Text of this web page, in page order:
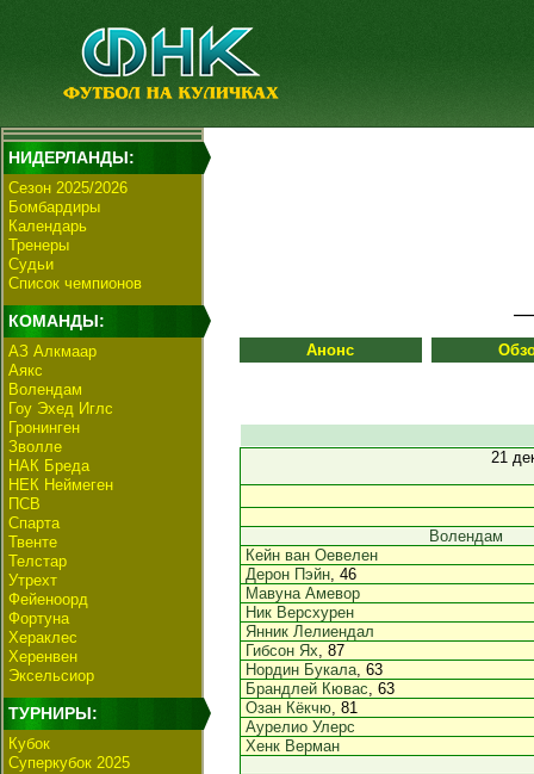
НИДЕРЛАНДЫ:
Сезон 2025/2026
Бомбардиры
Календарь
Тренеры
Судьи
Список чемпионов
КОМАНДЫ:
АЗ Алкмаар
Аякс
Волендам
Гоу Эхед Иглс
Гронинген
Зволле
НАК Бреда
НЕК Неймеген
ПСВ
Спарта
Твенте
Телстар
Утрехт
Фейеноорд
Фортуна
Хераклес
Херенвен
Эксельсиор
ТУРНИРЫ:
Кубок
Суперкубок 2025
Анонс
21
Волендам
Кейн ван Оевелен
Дерон Пэйн, 46
Мавуна Амевор
Ник Версхурен
Янник Лелиендал
Гибсон Ях, 87
Нордин Букала, 63
Брандлей Кювас, 63
Озан Кёкчю, 81
Аурелио Улерс
Хенк Верман